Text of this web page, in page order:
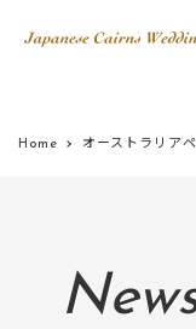
Home オーストラリア